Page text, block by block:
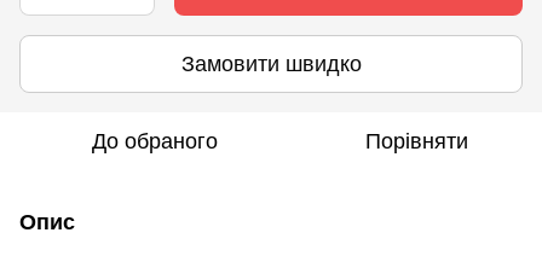
Замовити швидко
До обраного Порівняти
Опис